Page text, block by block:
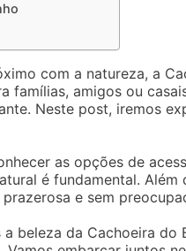
com a natureza, a
famílias, amigos ou
Neste post, iremos
as opções de
é fundamental.
e sem
beleza da Cachoeira